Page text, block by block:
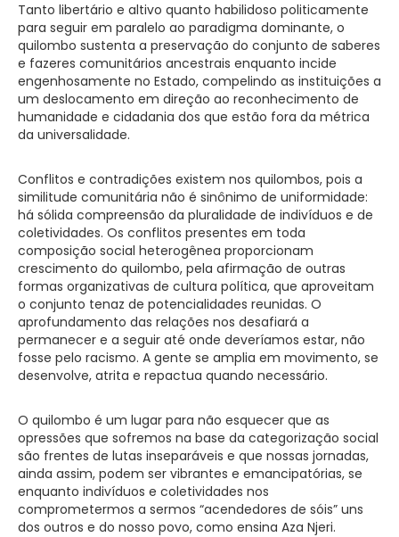
Tanto libertário e altivo quanto habilidoso politicamente
para seguir em paralelo ao paradigma dominante, o
quilombo sustenta a preservação do conjunto de saberes
e fazeres comunitários ancestrais enquanto incide
engenhosamente no Estado, compelindo as instituições a
um deslocamento em direção ao reconhecimento de
humanidade e cidadania dos que estão fora da métrica
da universalidade.
Conflitos e contradições existem nos quilombos, pois a
similitude comunitária não é sinônimo de uniformidade:
há sólida compreensão da pluralidade de indivíduos e de
coletividades. Os conflitos presentes em toda
composição social heterogênea proporcionam
crescimento do quilombo, pela afirmação de outras
formas organizativas de cultura política, que aproveitam
o conjunto tenaz de potencialidades reunidas. O
aprofundamento das relações nos desafiará a
permanecer e a seguir até onde deveríamos estar, não
fosse pelo racismo. A gente se amplia em movimento, se
desenvolve, atrita e repactua quando necessário.
O quilombo é um lugar para não esquecer que as
opressões que sofremos na base da categorização social
são frentes de lutas inseparáveis e que nossas jornadas,
ainda assim, podem ser vibrantes e emancipatórias, se
enquanto indivíduos e coletividades nos
comprometermos a sermos “acendedores de sóis” uns
dos outros e do nosso povo, como ensina Aza Njeri.